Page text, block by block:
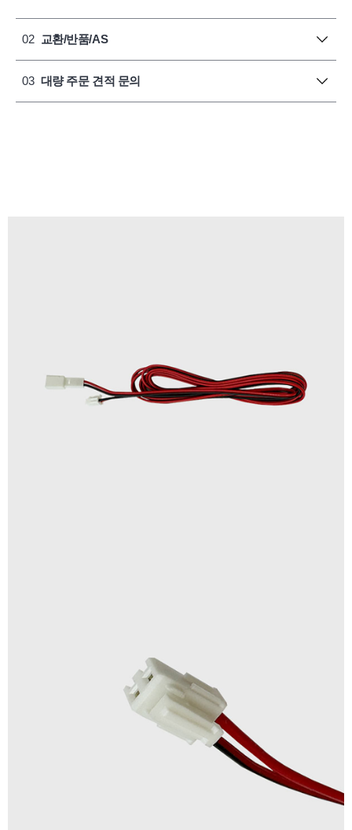
02 교환/반품/AS
03 대량 주문 견적 문의